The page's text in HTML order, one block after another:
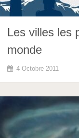
Les villes les
monde
4 Octobre 2011